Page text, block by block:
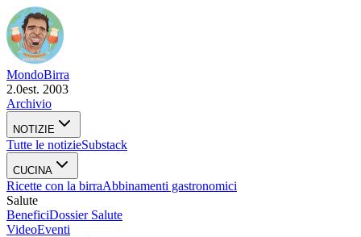
MondoBirra
2.0est. 2003
Archivio
NOTIZIE
Tutte le notizieSubstack
CUCINA
Ricette con la birraAbbinamenti gastronomici
Salute
BeneficiDossier Salute
VideoEventi